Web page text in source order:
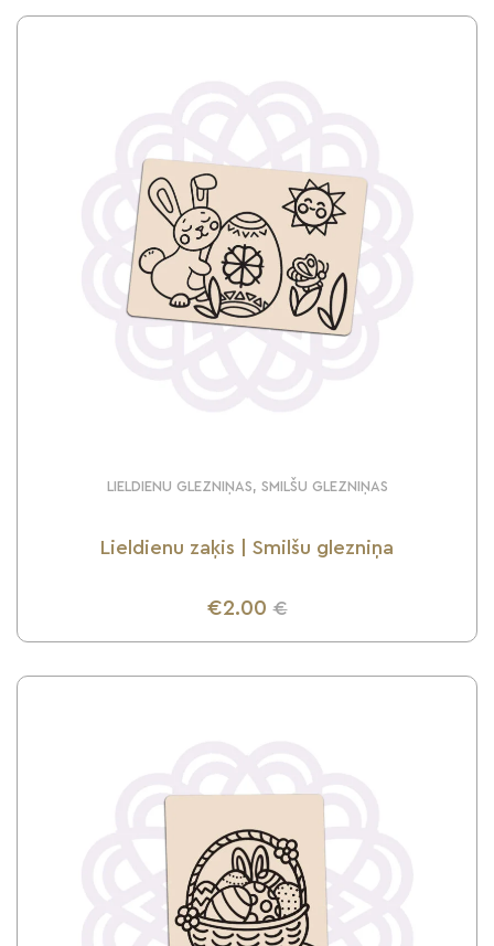
LIELDIENU GLEZNIŅAS, SMILŠU GLEZNIŅAS
Lieldienu zaķis | Smilšu glezniņa
€2.00 €
UZZINI VAIRĀK